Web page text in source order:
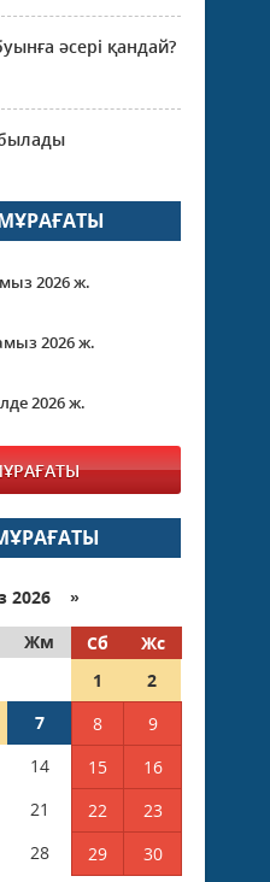
әсері қандай?
2026 ж.
2026 ж.
2026 ж.
2026 »
Жм Сб
Жс
1
2
7 8
9
14 15
16
21 22
23
28 29
30